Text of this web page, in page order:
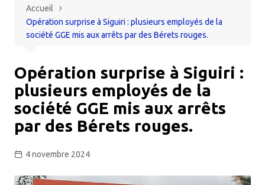
Accueil
Opération surprise à Siguiri : plusieurs employés de la
société GGE mis aux arrêts par des Bérets rouges.
Opération surprise à Siguiri :
plusieurs employés de la
société GGE mis aux arrêts
par des Bérets rouges.
4 novembre 2024